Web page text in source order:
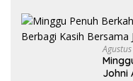
Johni